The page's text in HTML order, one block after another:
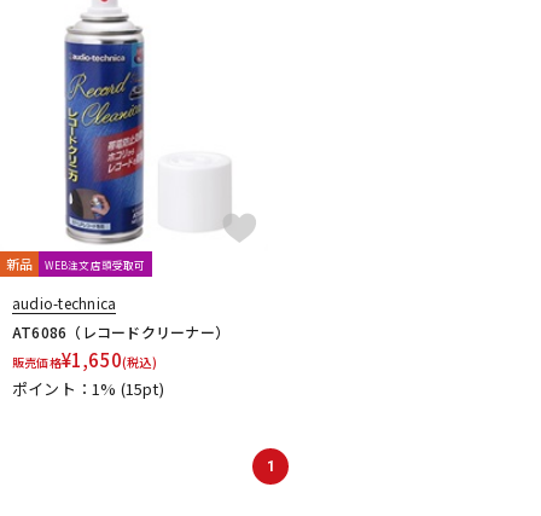
新品 WEB注文店頭受取可
audio-technica
AT6086（レコードクリーナー）
販売価格¥1,650(税込)
ポイント：1% (15pt)
1